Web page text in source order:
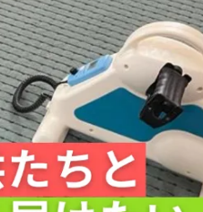
レンジ
CAMPFIRE for Social Good
CAMPFIREふるさと納税